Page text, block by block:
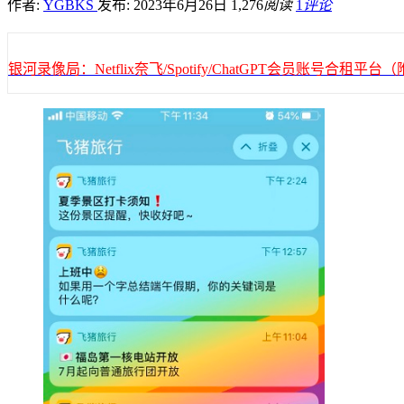
作者: YGBKS 发布: 2023年6月26日 1,276阅读 1 评论
银河录像局：Netflix奈飞/Spotify/ChatGPT会员账号合租平台（